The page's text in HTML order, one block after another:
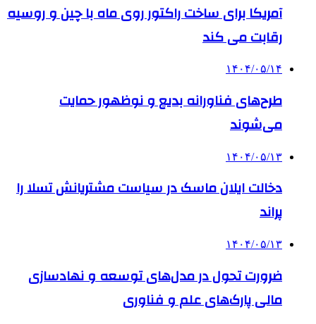
آمریکا برای ساخت راکتور روی ماه با چین و روسیه
رقابت می کند
۱۴۰۴/۰۵/۱۴
طرح‌های فناورانه بدیع و نوظهور حمایت
می‌شوند
۱۴۰۴/۰۵/۱۳
دخالت ایلان ماسک در سیاست مشتریانش تسلا را
پراند
۱۴۰۴/۰۵/۱۳
ضرورت تحول در مدل‌های توسعه و نهادسازی
مالی پارک‌های علم و فناوری